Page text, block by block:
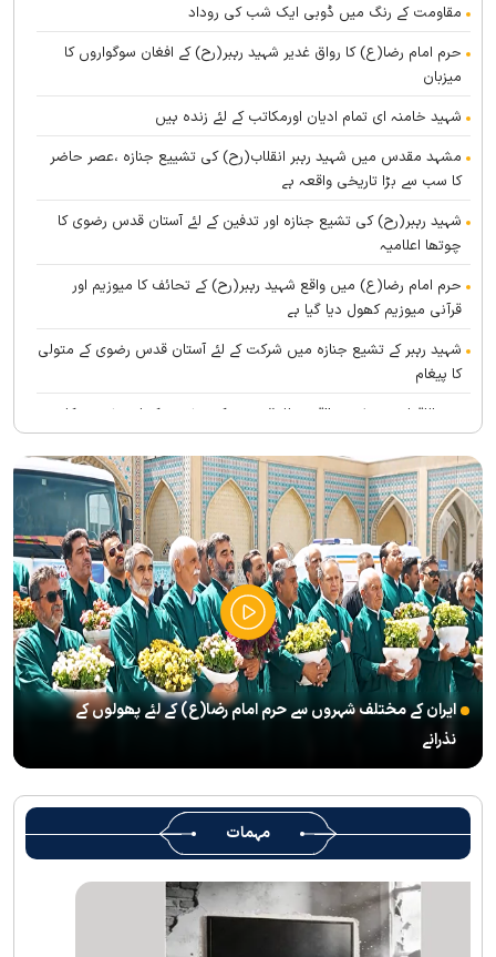
مقاومت کے رنگ میں ڈوبی ایک شب کی روداد
حرم امام رضا(ع) کا رواق غدیر شہید رہبر(رح) کے افغان سوگواروں کا
میزبان
شہید خامنہ ای تمام ادیان اورمکاتب کے لئے زندہ ہيں
مشہد مقدس میں شہید رہبر انقلاب(رح) کی تشییع جنازہ ،عصر حاضر
کا سب سے بڑا تاریخی واقعہ ہے
شہید رہبر(رح) کی تشیع جنازہ اور تدفین کے لئے آستان قدس رضوی کا
چوتھا اعلامیہ
حرم امام رضا(ع) میں واقع شہید رہبر(رح) کے تحائف کا میوزیم اور
قرآنی میوزیم کھول دیا گیا ہے
شہید رہبر کے تشیع جنازہ میں شرکت کے لئے آستان قدس رضوی کے متولی
کا پیغام
بین الاقوامی سطح پر ’’قومو للہ‘‘ نعرے کی تشریح کے لئے نشست کا
انعقاد
’’قائد الامۃ‘‘ کے عنوان سے لائیو ٹی وی پروگرام
رہبرشہید کے سوگواروں کے لئے کرامت رضوی فاؤنڈیشن کی جانب سے
پذیرائي کا وسیع انتظام
(( آقای شہید ایران )) نامی چار جلدوں پر مشتمل کتاب منظرعام پر
آگئی
شہید رہبر(رح) ایک قرآنی نابغہ اور قرآنی احکامات پرعمل کرنے والی
شخصیت تھے؛ استاد پناہی
رہبرشہید کے وداع کے ا یام میں حرم مطہر رضوی بند نہيں ہوگا
رہبرشہید ( رحمت اللہ علیہ ) کی یاد میں رضوی کتابخانہ اور میوزیمز
میں تعزیتی جلسوں اور خصوصی پروگراموں کا انعقاد
روضہ منورہ امام رضا(ع) کے خدام ، سوگوار زائرین کو کھانے اور رہائش
کی خدمات فراہم کرنے کے لئے تیار ہیں
جارجیا کے 130 رکنی مذہبی و ثقافتی وفد کا حرم امام رضا(ع) کے خدام
کی جانب سےخصوصی استقبال
ایران کے مختلف شہروں سے حرم امام رضا(ع) کے لئے پھولوں کے
نذرانے
مہمات